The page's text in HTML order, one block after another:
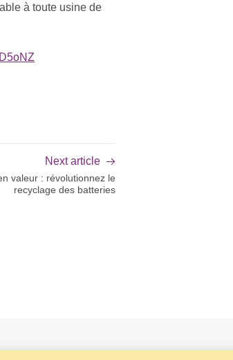
à toute usine de
Next article
valeur : révolutionnez le
recyclage des batteries